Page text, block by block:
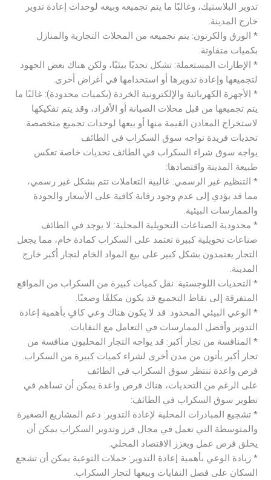
تدوير البلاستيك، وغالبًا ما يتم تجميعه وبيعه لوحدات إعادة تدوير
خارج المدينة.
* الورق والكرتون: يتم تجميعه من المحلات التجارية والمنازل
بكميات متفاوتة.
* الإطارات المستعملة: تشكل تحديًا بيئيًا، ولكن هناك بعض الجهود
لتجميعها وإعادة تدويرها أو استخدامها في أغراض أخرى.
* الأجهزة الكهربائية والإلكترونية الخردة (بكميات محدودة): غالبًا ما
يتم تجميعها من قبل محلات الصيانة أو الأفراد، وقد يتم تفكيكها
لاستخراج المعادن القيمة منها أو بيعها لوحدات تجميع متخصصة.
تحديات فريدة تواجه سوق السكراب في الطائف
يواجه سوق شراء السكراب في الطائف تحديات خاصة تعكس
طبيعة المدينة واقتصادها:
* التنظيم غير الرسمي: غالبية التعاملات تتم بشكل غير رسمي،
مما قد يؤدي إلى عدم وجود رقابة كافية على الأسعار والجودة
والممارسات البيئية.
* محدودية الصناعات التحويلية المحلية: لا يوجد في الطائف
صناعات تحويلية كبيرة تعتمد على السكراب كمادة خام، مما يجعل
التجار يعتمدون بشكل كبير على بيع المواد الخام لتجار أكبر خارج
المدينة.
* التحديات اللوجستية: نقل كميات كبيرة من السكراب من المواقع
المتفرقة إلى نقاط التجميع قد يكون مكلفًا وصعبًا.
* الوعي البيئي المحدود: قد لا يكون هناك وعي كافٍ بأهمية إعادة
التدوير وأفضل الممارسات في التعامل مع النفايات.
* المنافسة من تجار أكبر: قد يواجه التجار المحليون منافسة من
تجار أكبر يأتون من مدن أخرى لشراء كميات كبيرة من السكراب.
فرص واعدة تنتظر سوق السكراب في الطائف
على الرغم من التحديات، هناك فرص واعدة يمكن أن تساهم في
تطوير سوق السكراب في الطائف:
* تشجيع المبادرات المحلية لإعادة التدوير: دعم المشاريع الصغيرة
والمتوسطة التي تعمل في مجال فرز وتدوير السكراب يمكن أن
يخلق فرص عمل ويعزز الاقتصاد المحلي.
* زيادة الوعي بأهمية إعادة التدوير: حملات التوعية يمكن أن تشجع
السكان على فصل النفايات وبيعها لتجار السكراب.